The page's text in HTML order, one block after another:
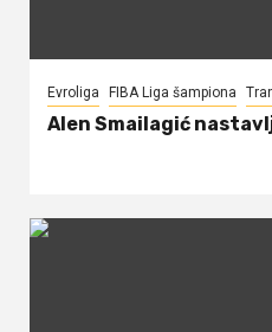
Evroliga FIBA Liga šampiona
Alen Smailagić